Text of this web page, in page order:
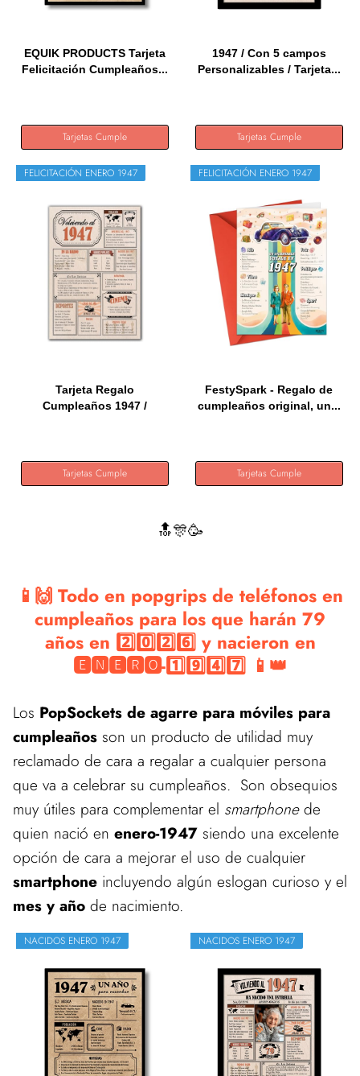
EQUIK PRODUCTS Tarjeta
Felicitación Cumpleaños...
Tarjetas Cumple
1947 / Con 5 campos
Personalizables / Tarjeta...
Tarjetas Cumple
FELICITACIÓN ENERO 1947
Tarjeta Regalo
Cumpleaños 1947 /
Tarjetas Cumple
FELICITACIÓN ENERO 1947
FestySpark - Regalo de
cumpleaños original, un...
Tarjetas Cumple
🔝🎊🥳
📱🙌 Todo en popgrips de teléfonos en
cumpleaños para los que harán 79
años en 2️⃣0️⃣2️⃣6️⃣ y nacieron en
🅴🅽🅴🆁🅾-1️⃣9️⃣4️⃣7️⃣ 📱👑
Los PopSockets de agarre para móviles para
cumpleaños son un producto de utilidad muy
reclamado de cara a regalar a cualquier persona
que va a celebrar su cumpleaños. Son obsequios
muy útiles para complementar el smartphonede
quien nació en enero-1947 siendo una excelente
opción de cara a mejorar el uso de cualquier
smartphone incluyendo algún eslogan curioso y el
mes y año de nacimiento.
NACIDOS ENERO 1947 NACIDOS ENERO 1947